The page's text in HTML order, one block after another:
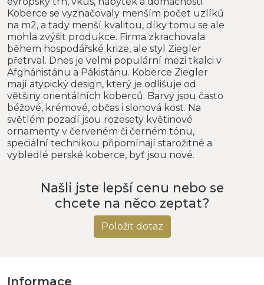
Koberce se vyznačovaly menším počet uzlíků
na m2, a tady menší kvalitou, díky tomu se ale
mohla zvýšit produkce. Firma zkrachovala
během hospodářské krize, ale styl Ziegler
přetrval. Dnes je velmi populární mezi tkalci v
Afghánistánu a Pákistánu. Koberce Ziegler
mají atypický design, který je odlišuje od
většiny orientálních koberců. Barvy jsou často
béžové, krémové, občas i slonová kost. Na
světlém pozadí jsou rozesety květinové
ornamenty v červeném či černém tónu,
speciální technikou připomínají starožitné a
vybledlé perské koberce, byť jsou nové.
Našli jste lepší cenu nebo se
chcete na něco zeptat?
Položit dotaz
Informace